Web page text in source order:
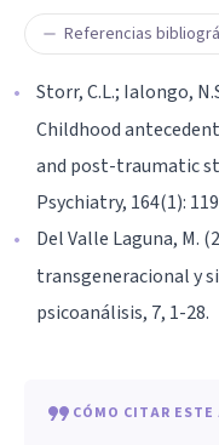
Referencias
Storr, C.L.; Ialongo,
Childhood
and post-traumatic
Psychiatry, 164(1):
Del Valle Laguna, M.
transgeneracional y
psicoanálisis, 7, 1-28.
CÓMO CITAR ESTE